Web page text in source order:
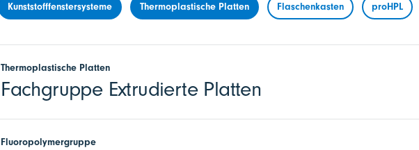
Kunststofffenstersysteme Thermoplastische Platten Flaschenkasten proHPL
Thermoplastische Platten
Fachgruppe Extrudierte Platten
Fluoropolymergruppe